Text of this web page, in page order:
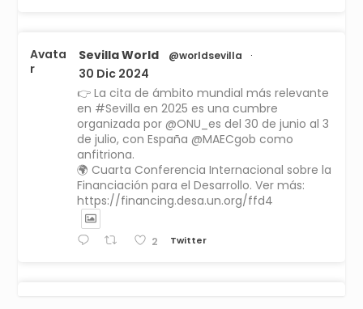
Avata
r
Sevilla World @worldsevilla ·
30 Dic 2024
👉 La cita de ámbito mundial más relevante
en #Sevilla en 2025 es una cumbre
organizada por @ONU_es del 30 de junio al 3
de julio, con España @MAECgob como
anfitriona.
🌍 Cuarta Conferencia Internacional sobre la
Financiación para el Desarrollo. Ver más:
https://financing.desa.un.org/ffd4
2 Twitter